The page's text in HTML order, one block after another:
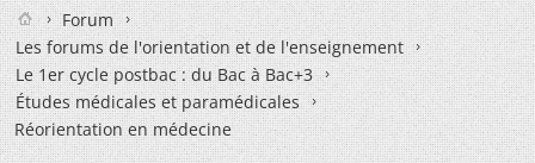
Forum
Les forums de l'orientation et de l'enseignement
Le 1er cycle postbac : du Bac à Bac+3
Études médicales et paramédicales
Réorientation en médecine